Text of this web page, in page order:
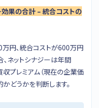
果の合計 – 統合コストの
円、統合コストが600万円
、ネットシナジーは年間
収プレミアム（現在の企業価
どうかを判断します。